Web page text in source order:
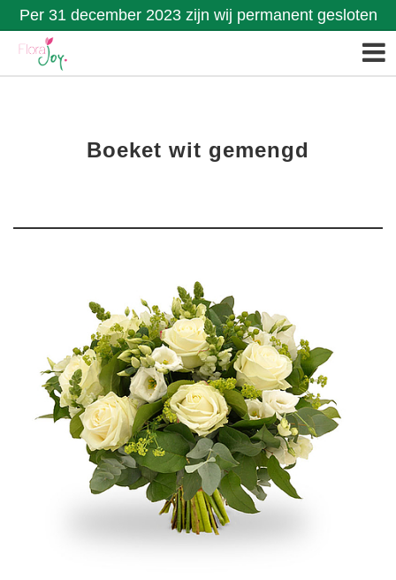
Per 31 december 2023 zijn wij permanent gesloten
Boeket wit gemengd